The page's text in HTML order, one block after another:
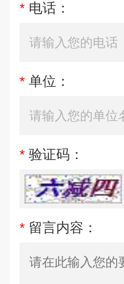
* 电话：
* 单位：
* 验证码：
* 留言内容：